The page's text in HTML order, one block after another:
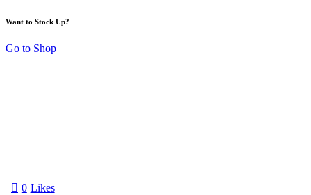
Want to Stock Up?
Go to Shop
0 Likes